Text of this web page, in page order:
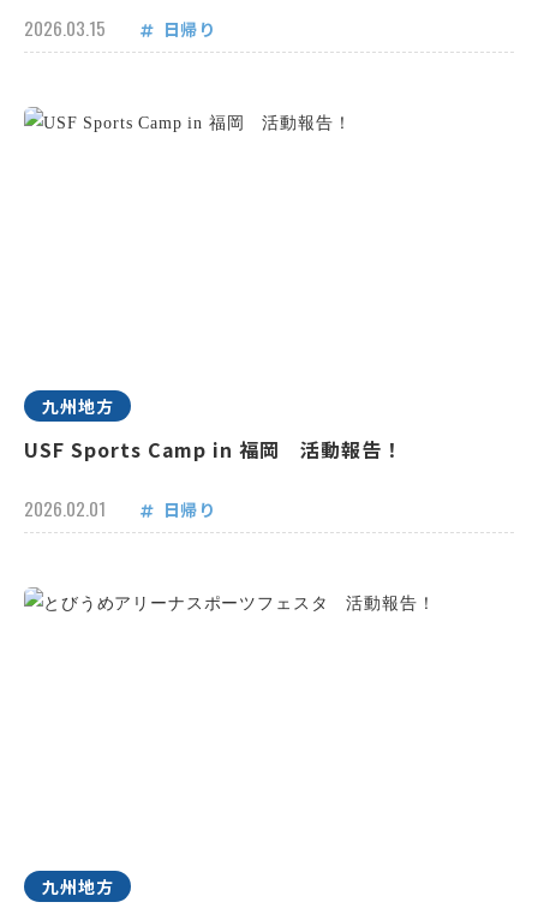
2026.03.15 日帰り
九州地方
USF Sports Camp in 福岡 活動報告！
2026.02.01 日帰り
九州地方